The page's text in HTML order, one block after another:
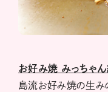
お好み焼 みっちゃ
島流お好み焼の生み